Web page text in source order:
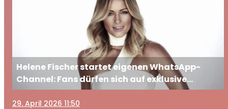
Helene Fischer startet eigenen WhatsApp-
Channel: Fans dürfen sich auf exklusive
Einblicke freuen
29. April 2026 11:50